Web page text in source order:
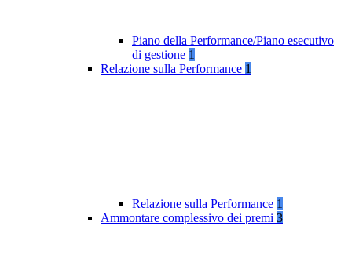
Piano della Performance/Piano esecutivo
di gestione 1
Relazione sulla Performance 1
Relazione sulla Performance 1
Ammontare complessivo dei premi 3